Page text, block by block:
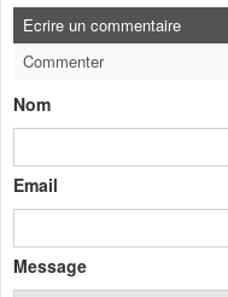
Ecrire un commentaire
Commenter
Nom
Email
Message